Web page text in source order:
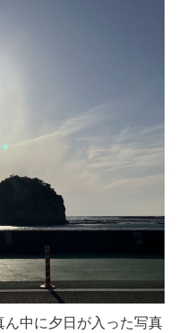
中に夕日が入った写真